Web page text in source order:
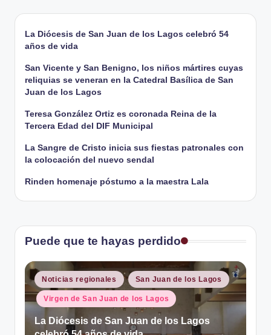
de
entradas
La Diócesis de San Juan de los Lagos celebró 54
años de vida
San Vicente y San Benigno, los niños mártires cuyas
reliquias se veneran en la Catedral Basílica de San
Juan de los Lagos
Teresa González Ortiz es coronada Reina de la
Tercera Edad del DIF Municipal
La Sangre de Cristo inicia sus fiestas patronales con
la colocación del nuevo sendal
Rinden homenaje póstumo a la maestra Lala
Puede que te hayas perdido
Publicado
en
Noticias regionales San Juan de los Lagos
Virgen de San Juan de los Lagos
La Diócesis de San Juan de los Lagos